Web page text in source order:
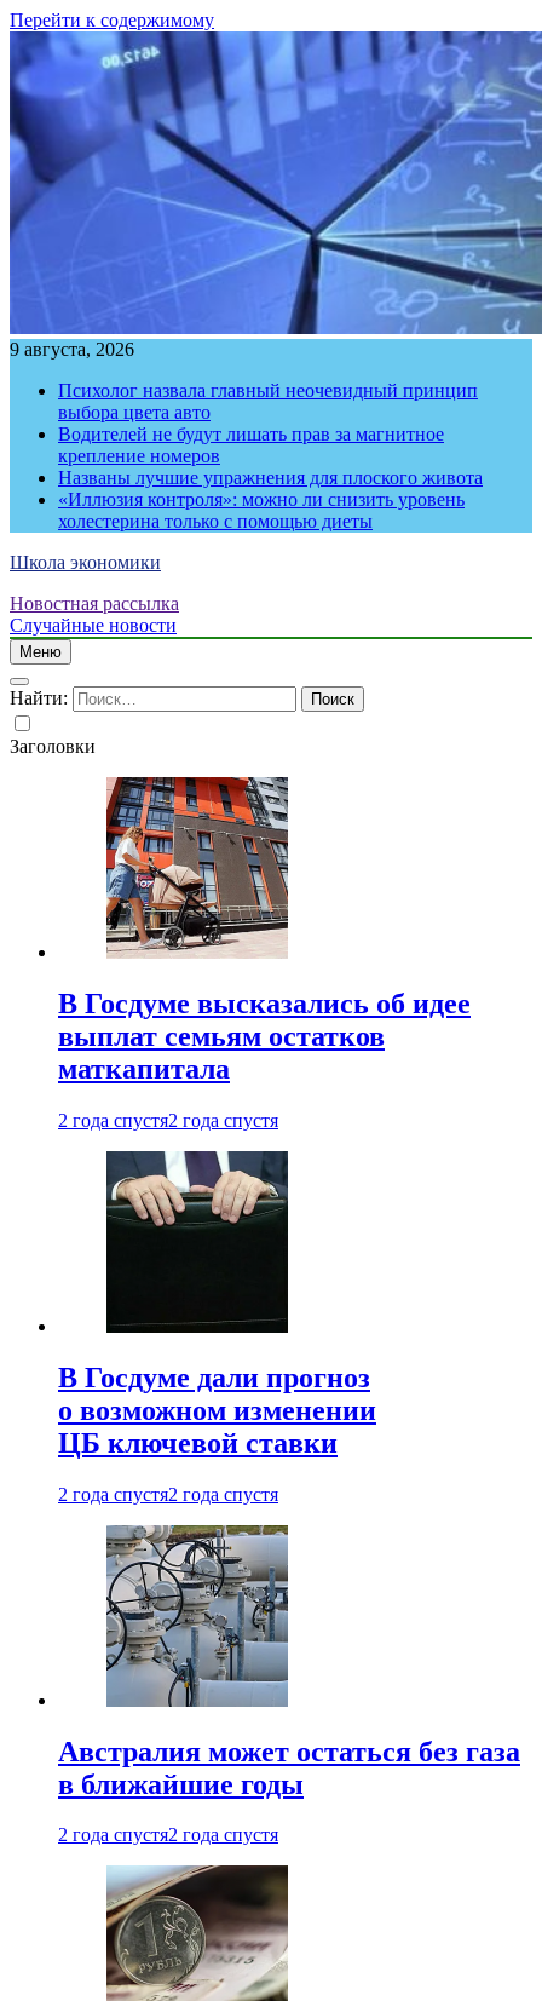
Перейти к содержимому
9 августа, 2026
Психолог назвала главный неочевидный принцип
выбора цвета авто
Водителей не будут лишать прав за магнитное
крепление номеров
Названы лучшие упражнения для плоского живота
«Иллюзия контроля»: можно ли снизить уровень
холестерина только с помощью диеты
Школа экономики
Новостная рассылка
Случайные новости
Меню
Найти:
Заголовки
В Госдуме высказались об идее
выплат семьям остатков
маткапитала
2 года спустя2 года спустя
В Госдуме дали прогноз
о возможном изменении
ЦБ ключевой ставки
2 года спустя2 года спустя
Австралия может остаться без газа
в ближайшие годы
2 года спустя2 года спустя